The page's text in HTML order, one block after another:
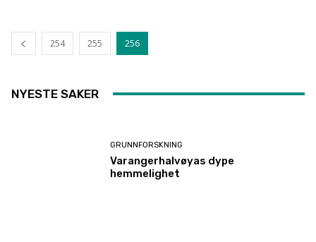
254 255 256
NYESTE SAKER
GRUNNFORSKNING
Varangerhalvøyas dype
hemmelighet